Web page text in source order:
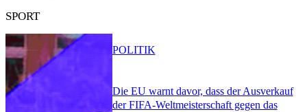
SPORT
Die EU warnt davor, dass der Ausverkauf
der FIFA-Weltmeisterschaft gegen das
POLITIK